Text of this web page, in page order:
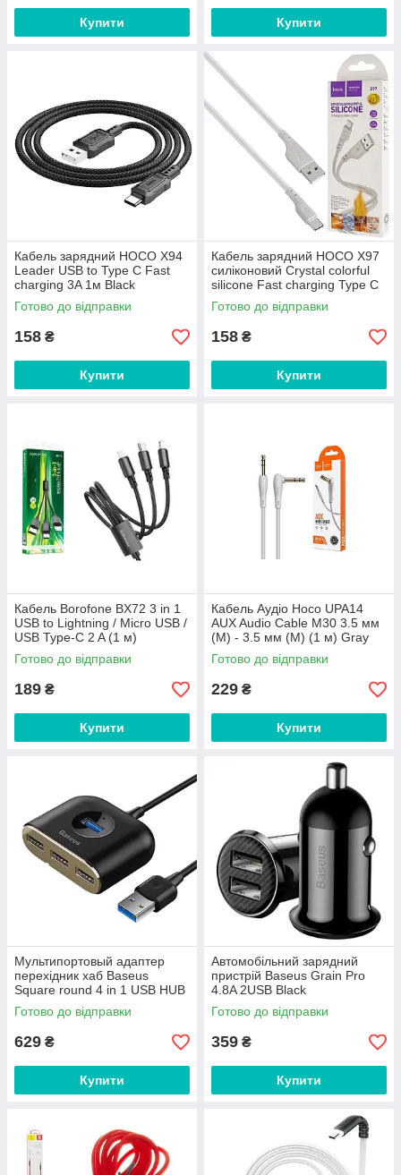
Купити Купити
Кабель зарядний HOCO X94
Leader USB to Type C Fast
charging 3A 1м Black
Готово до відправки
158 ₴
Купити
Кабель зарядний HOCO X97
силіконовий Crystal colorful
silicone Fast charging Type C
3A 1м White
Готово до відправки
158 ₴
Купити
Кабель Borofone BX72 3 in 1
USB to Lightning / Micro USB /
USB Type-C 2 A (1 м)
Готово до відправки
189 ₴
Купити
Кабель Аудіо Hoco UPA14
AUX Audio Cable M30 3.5 мм
(M) - 3.5 мм (M) (1 м) Gray
Готово до відправки
229 ₴
Купити
Мультипортовый адаптер
перехідник хаб Baseus
Square round 4 in 1 USB HUB
Adapter (USB3.0 TO
USB3.0*1+USB2.0*3)
Готово до відправки
629 ₴
Купити
Автомобільний зарядний
пристрій Baseus Grain Pro
4.8A 2USB Black
Готово до відправки
359 ₴
Купити